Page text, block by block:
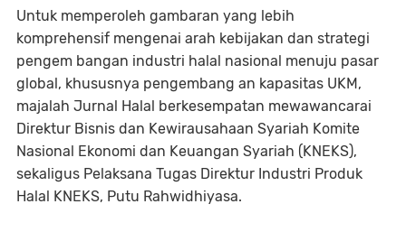
Untuk memperoleh gambaran yang lebih
komprehensif mengenai arah kebijakan dan strategi
pengem bangan industri halal nasional menuju pasar
global, khususnya pengembang an kapasitas UKM,
majalah Jurnal Halal berkesempatan mewawancarai
Direktur Bisnis dan Kewirausahaan Syariah Komite
Nasional Ekonomi dan Keuangan Syariah (KNEKS),
sekaligus Pelaksana Tugas Direktur Industri Produk
Halal KNEKS, Putu Rahwidhiyasa.